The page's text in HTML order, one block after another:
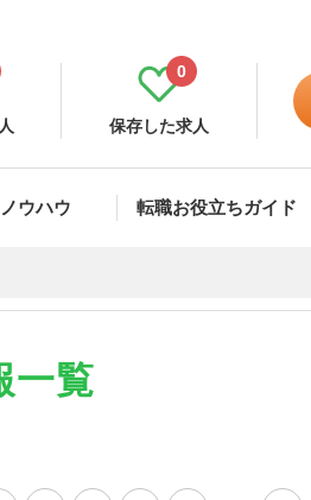
保存した求人
0
ウハウ 転職お役立ちガイド
一覧